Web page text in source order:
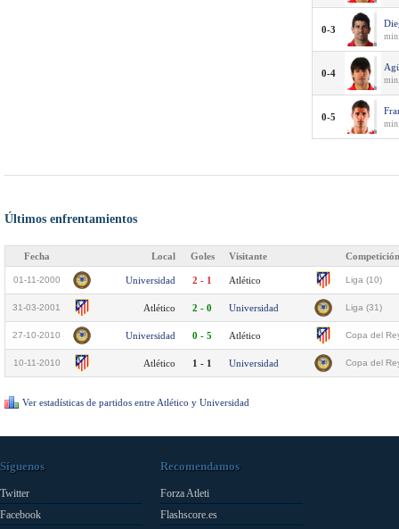
0-3
0-4
0-5
Últimos enfrentamientos
Fecha Local Goles Visitante Competición
01-11-2000 Universidad 2 - 1 Atlético Liga (10)
31-03-2001 Atlético 2 - 0 Universidad Liga (31)
27-10-2010 Universidad 0 - 5 Atlético Copa del
10-11-2010 Atlético 1 - 1 Universidad Copa del
Ver estadísticas de partidos entre Atlético y Universidad
Síguenos
Twitter
Facebook
Recomendamos
Forza Atleti
Flashscore.es